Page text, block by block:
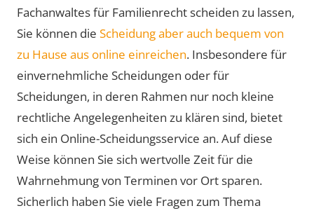
Fachanwaltes für Familienrecht scheiden zu lassen,
Sie können die Scheidung aber auch bequem von
zu Hause aus online einreichen. Insbesondere für
einvernehmliche Scheidungen oder für
Scheidungen, in deren Rahmen nur noch kleine
rechtliche Angelegenheiten zu klären sind, bietet
sich ein Online-Scheidungsservice an. Auf diese
Weise können Sie sich wertvolle Zeit für die
Wahrnehmung von Terminen vor Ort sparen.
Sicherlich haben Sie viele Fragen zum Thema